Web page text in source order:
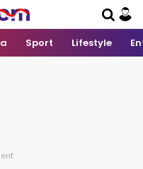
Sport Lifestyle